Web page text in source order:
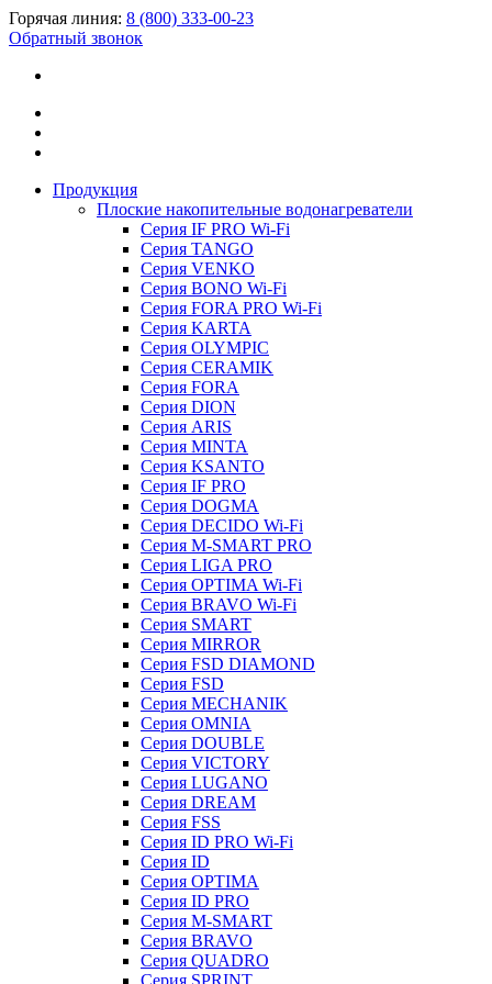
Горячая линия: 8 (800) 333-00-23
Обратный звонок
Продукция
Плоские накопительные водонагреватели
Серия IF PRO Wi-Fi
Серия TANGO
Серия VENKO
Серия BONO Wi-Fi
Серия FORA PRO Wi-Fi
Серия KARTA
Серия OLYMPIC
Серия CERAMIK
Серия FORA
Серия DION
Серия ARIS
Серия MINTA
Серия KSANTO
Серия IF PRO
Серия DOGMA
Серия DECIDO Wi-Fi
Серия M-SMART PRO
Серия LIGA PRO
Серия OPTIMA Wi-Fi
Серия BRAVO Wi-Fi
Серия SMART
Серия MIRROR
Серия FSD DIAMOND
Серия FSD
Серия MECHANIK
Серия OMNIA
Серия DOUBLE
Серия VICTORY
Серия LUGANO
Серия DREAM
Серия FSS
Серия ID PRO Wi-Fi
Серия ID
Серия OPTIMA
Серия ID PRO
Серия M-SMART
Серия BRAVO
Серия QUADRO
Серия SPRINT